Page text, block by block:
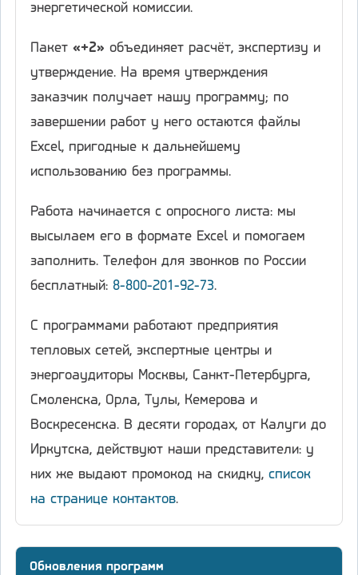
энергетической комиссии.
Пакет «+2» объединяет расчёт, экспертизу и
утверждение. На время утверждения
заказчик получает нашу программу; по
завершении работ у него остаются файлы
Excel, пригодные к дальнейшему
использованию без программы.
Работа начинается с опросного листа: мы
высылаем его в формате Excel и помогаем
заполнить. Телефон для звонков по России
бесплатный: 8-800-201-92-73.
С программами работают предприятия
тепловых сетей, экспертные центры и
энергоаудиторы Москвы, Санкт-Петербурга,
Смоленска, Орла, Тулы, Кемерова и
Воскресенска. В десяти городах, от Калуги до
Иркутска, действуют наши представители: у
них же выдают промокод на скидку, список
на странице контактов.
Обновления программ